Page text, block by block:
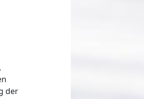
der